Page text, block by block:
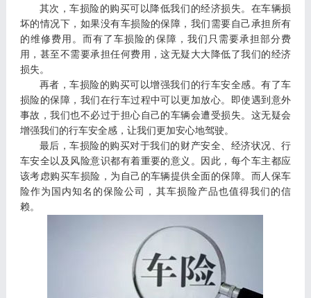
其次，车损险的购买可以降低我们的经济损失。在车辆损
坏的情况下，如果没有车损险的保障，我们需要自己承担所有
的维修费用。而有了车损险的保障，我们只需要承担部分费
用，甚至不需要承担任何费用，这无疑大大降低了我们的经济
损失。
再者，车损险的购买可以增强我们的行车安全感。有了车
损险的保障，我们在行车过程中可以更加放心。即使遇到意外
事故，我们也不必过于担心自己的车辆会遭受损失。这无疑会
增强我们的行车安全感，让我们更加安心地驾驶。
最后，车损险的购买对于我们的财产安全、经济状况、行
车安全以及风险意识都有着重要的意义。因此，每个车主都应
该考虑购买车损险，为自己的车辆提供全面的保障。而人保车
险作为国内知名的保险公司，其车损险产品也值得我们的信
赖。